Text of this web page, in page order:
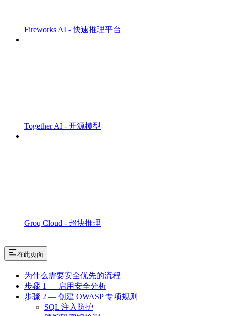
Fireworks AI - 快速推理平台
Together AI - 开源模型
Groq Cloud - 超快推理
在此页面
为什么需要安全优先的流程
步骤 1 — 启用安全分析
步骤 2 — 创建 OWASP 专项规则
SQL 注入防护